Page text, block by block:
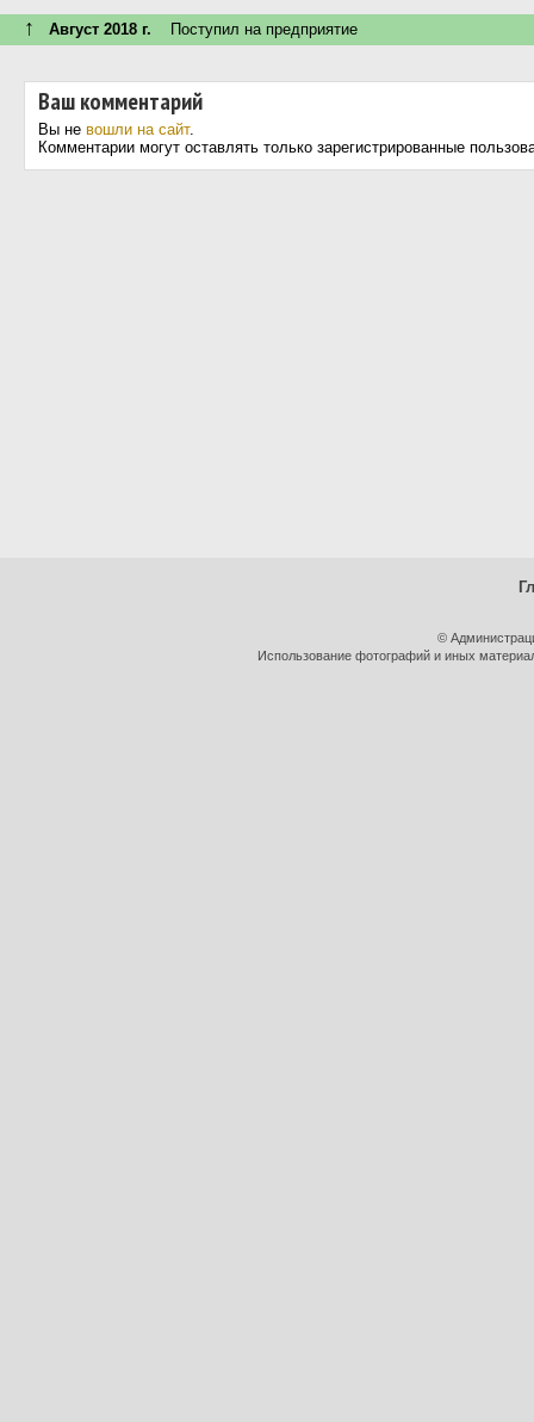
↑ Август 2018 г. Поступил на предприятие
Ваш комментарий
Вы не вошли на сайт.
Комментарии могут оставлять только зарегистрированные
©
Использование фотографий и иных